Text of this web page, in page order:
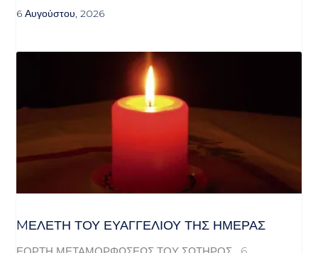
6 Αυγούστου, 2026
MΕΛΈΤΗ ΤΟΥ ΕΥΑΓΓΕΛΊΟΥ ΤΗΣ ΗΜΈΡΑΣ